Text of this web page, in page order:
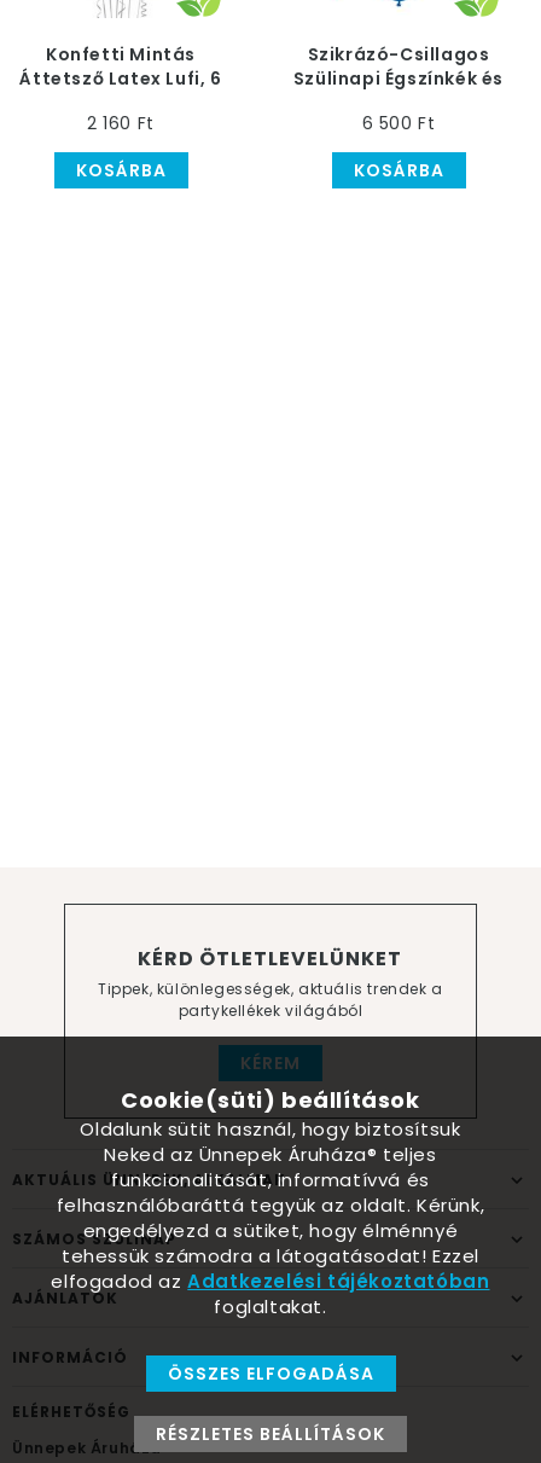
Konfetti Mintás
Áttetsző Latex Lufi, 6
2 160 Ft
KOSÁRBA
Szikrázó-Csillagos
Szülinapi Égszínkék és
6 500 Ft
KOSÁRBA
KÉRD ÖTLETLEVELÜNKET
Tippek, különlegességek, aktuális trendek a
partykellékek világából
KÉREM
AKTUÁLIS ÜNNEPEK, ALKALMAK
SZÁMOS SZÜLINAP
AJÁNLATOK
INFORMÁCIÓ
ELÉRHETŐSÉG
Ünnepek Áruháza
Cookie(süti) beállítások
Oldalunk sütit használ, hogy biztosítsuk
Neked az Ünnepek Áruháza® teljes
funkcionalitását, informatívvá és
felhasználóbaráttá tegyük az oldalt. Kérünk,
engedélyezd a sütiket, hogy élménnyé
tehessük számodra a látogatásodat! Ezzel
elfogadod azAdatkezelési tájékoztatóban
foglaltakat.
ÖSSZES ELFOGADÁSA
RÉSZLETES BEÁLLÍTÁSOK